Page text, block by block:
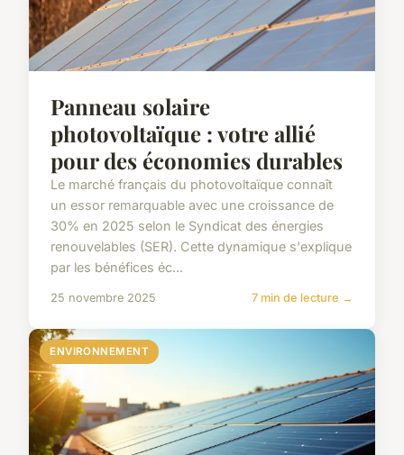
Panneau solaire
photovoltaïque : votre allié
pour des économies durables
Le marché français du photovoltaïque connaît
un essor remarquable avec une croissance de
30% en 2025 selon le Syndicat des énergies
renouvelables (SER). Cette dynamique s'explique
par les bénéfices éc...
25 novembre 2025 7 min de lecture →
ENVIRONNEMENT